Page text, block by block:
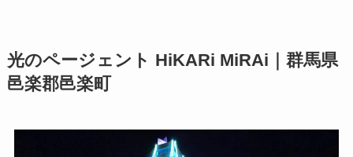
光のページェント HiKARi MiRAi｜群馬県
邑楽郡邑楽町